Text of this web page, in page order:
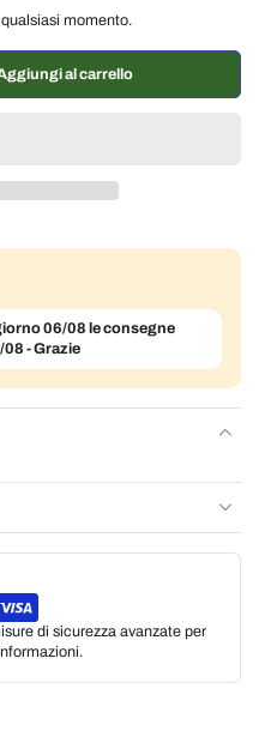
di sconto
€1,81 EUR
momento.
al carrello
06/08 le consegne
- Grazie
di sicurezza avanzate per